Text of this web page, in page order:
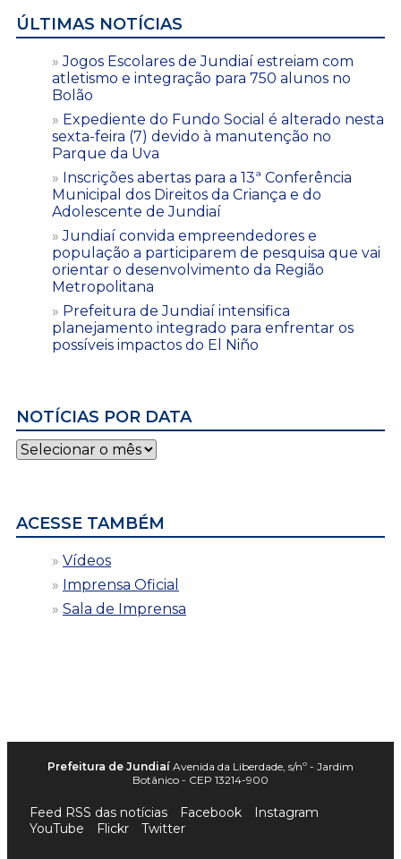
ÚLTIMAS NOTÍCIAS
Jogos Escolares de Jundiaí estreiam com
atletismo e integração para 750 alunos no
Bolão
Expediente do Fundo Social é alterado nesta
sexta-feira (7) devido à manutenção no
Parque da Uva
Inscrições abertas para a 13ª Conferência
Municipal dos Direitos da Criança e do
Adolescente de Jundiaí
Jundiaí convida empreendedores e
população a participarem de pesquisa que vai
orientar o desenvolvimento da Região
Metropolitana
Prefeitura de Jundiaí intensifica
planejamento integrado para enfrentar os
possíveis impactos do El Niño
NOTÍCIAS POR DATA
Notícias
por
ACESSE TAMBÉM
Vídeos
Imprensa Oficial
Sala de Imprensa
Prefeitura de Jundiaí Avenida da Liberdade, s/nº - Jardim
Botânico - CEP 13214-900
Feed RSS das notícias Facebook
Instagram
YouTube
Flickr Twitter